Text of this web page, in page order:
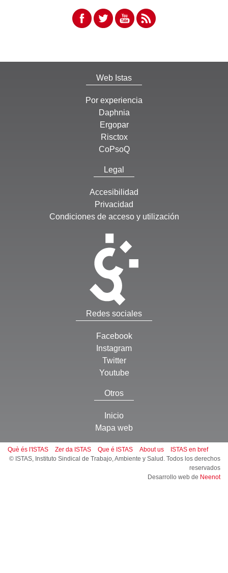
Web Istas
Por experiencia
Daphnia
Ergopar
Risctox
CoPsoQ
Legal
Accesibilidad
Privacidad
Condiciones de acceso y utilización
Redes sociales
Facebook
Instagram
Twitter
Youtube
Otros
Inicio
Mapa web
Què és l'ISTAS Zer da ISTAS Que é ISTAS About us
ISTAS en bref
© ISTAS, Instituto Sindical de Trabajo, Ambiente y Salud. Todos los derechos
reservados
Desarrollo web de Neenot